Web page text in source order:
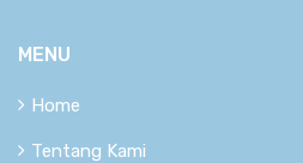
MENU
Home
Tentang Kami